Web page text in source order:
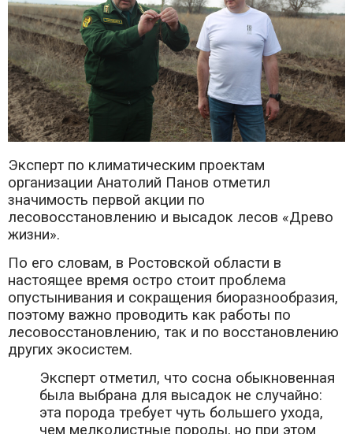
Эксперт по климатическим проектам
организации Анатолий Панов отметил
значимость первой акции по
лесовосстановлению и высадок лесов «Древо
жизни».
По его словам, в Ростовской области в
настоящее время остро стоит проблема
опустынивания и сокращения биоразнообразия,
поэтому важно проводить как работы по
лесовосстановлению, так и по восстановлению
других экосистем.
Эксперт отметил, что сосна обыкновенная
была выбрана для высадок не случайно:
эта порода требует чуть большего ухода,
чем мелколистные породы, но при этом